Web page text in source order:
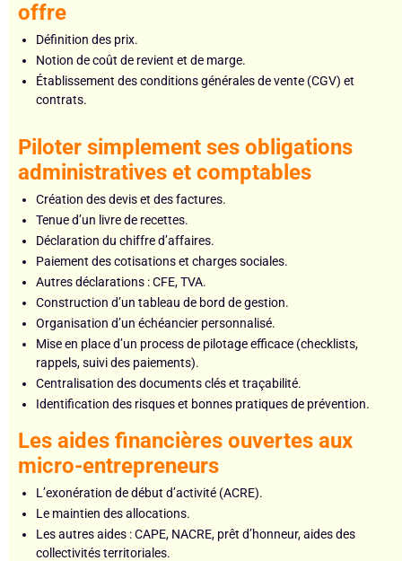
offre
Définition des prix.
Notion de coût de revient et de marge.
Établissement des conditions générales de vente (CGV) et
contrats.
Piloter simplement ses obligations
administratives et comptables
Création des devis et des factures.
Tenue d’un livre de recettes.
Déclaration du chiffre d’affaires.
Paiement des cotisations et charges sociales.
Autres déclarations : CFE, TVA.
Construction d’un tableau de bord de gestion.
Organisation d’un échéancier personnalisé.
Mise en place d’un process de pilotage efficace (checklists,
rappels, suivi des paiements).
Centralisation des documents clés et traçabilité.
Identification des risques et bonnes pratiques de prévention.
Les aides financières ouvertes aux
micro-entrepreneurs
L’exonération de début d’activité (ACRE).
Le maintien des allocations.
Les autres aides : CAPE, NACRE, prêt d’honneur, aides des
collectivités territoriales.